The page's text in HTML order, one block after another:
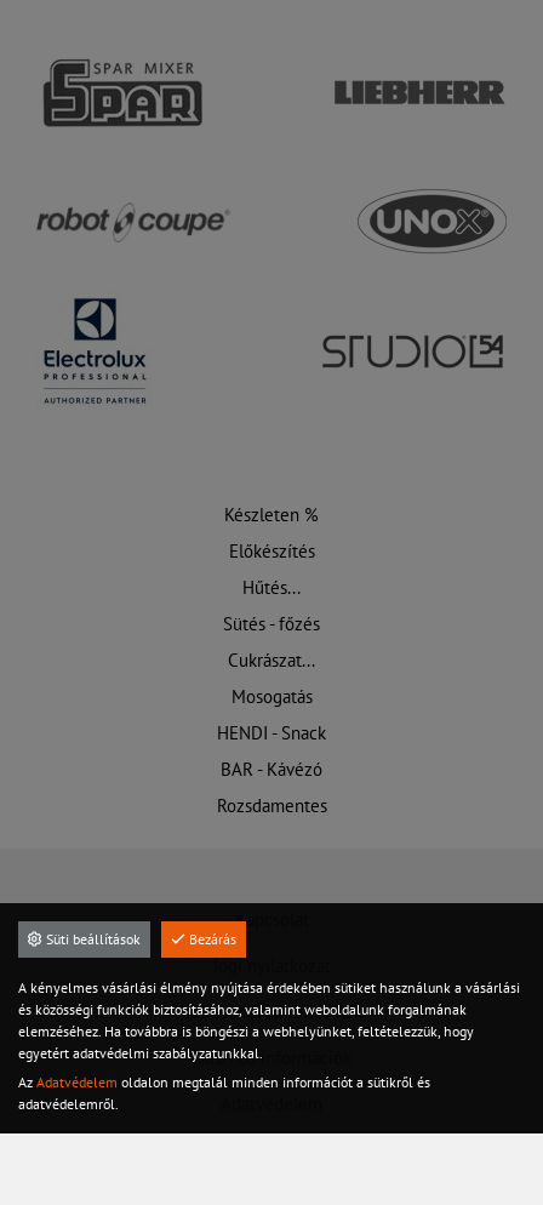
Készleten %
Előkészítés
Hűtés...
Sütés - főzés
Cukrászat...
Mosogatás
HENDI - Snack
BAR - Kávézó
Rozsdamentes
Kapcsolat
Felhasználási feltételek
Hasznos információk
Süti beállítások Bezárás
A kényelmes vásárlási élmény nyújtása érdekében sütiket használunk a vásárlási
és közösségi funkciók biztosításához, valamint weboldalunk forgalmának
elemzéséhez. Ha továbbra is böngészi a webhelyünket, feltételezzük, hogy
egyetért adatvédelmi szabályzatunkkal.
Az Adatvédelem oldalon megtalál minden információt a sütikről és
adatvédelemről.